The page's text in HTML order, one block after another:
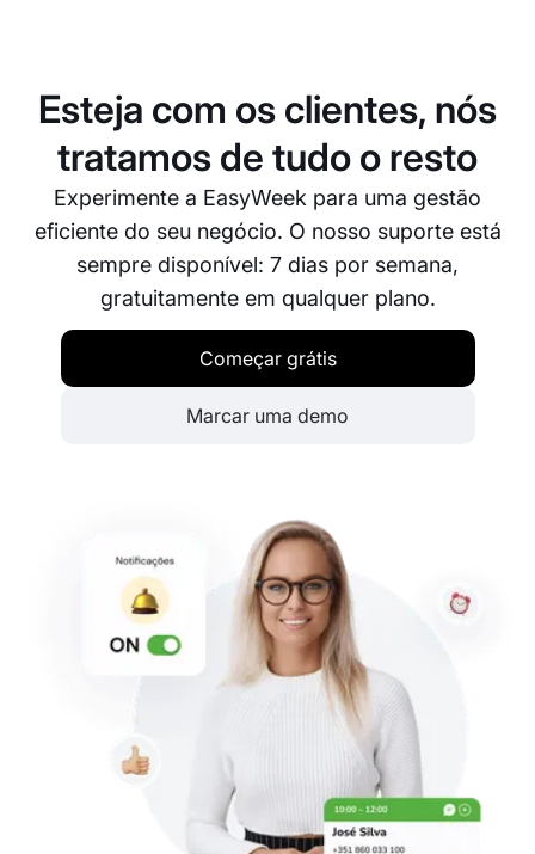
grande ginásio.
Esteja com os clientes, nós
tratamos de tudo o resto
Experimente a EasyWeek para uma gestão
eficiente do seu negócio. O nosso suporte está
sempre disponível: 7 dias por semana,
gratuitamente em qualquer plano.
Começar grátis
Marcar uma demo